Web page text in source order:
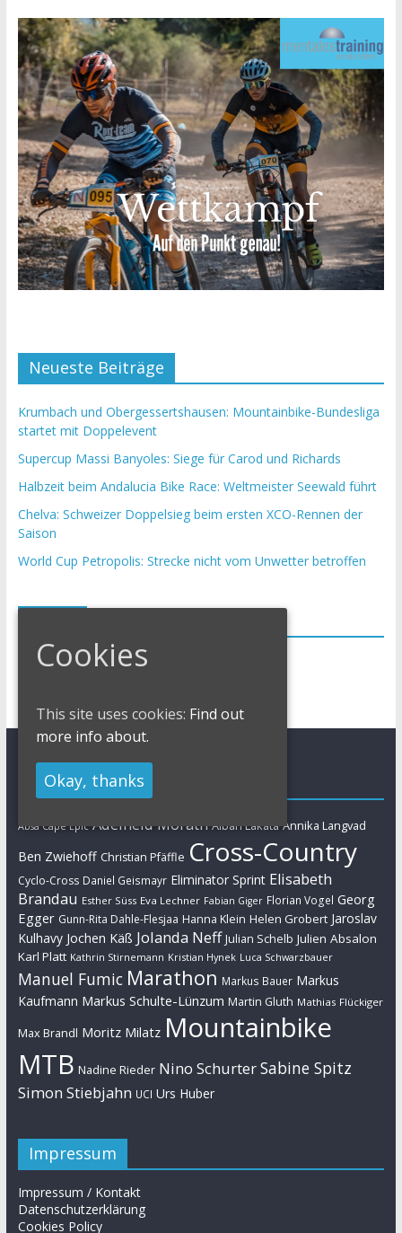
Neueste Beiträge
Krumbach und Obergessertshausen: Mountainbike-Bundesliga
startet mit Doppelevent
Supercup Massi Banyoles: Siege für Carod und Richards
Halbzeit beim Andalucia Bike Race: Weltmeister Seewald führt
Chelva: Schweizer Doppelsieg beim ersten XCO-Rennen der
Saison
World Cup Petropolis: Strecke nicht vom Unwetter betroffen
Schlagwörter
Absa Cape Epic Adelheid Morath Alban Lakata Annika Langvad
Ben Zwiehoff Christian Pfäffle Cross-Country
Cyclo-Cross Daniel Geismayr Eliminator Sprint Elisabeth
Brandau Esther Süss Eva Lechner Fabian Giger Florian Vogel Georg
Egger Gunn-Rita Dahle-Flesjaa Hanna Klein Helen Grobert Jaroslav
Kulhavy Jochen Käß Jolanda Neff Julian Schelb Julien Absalon
Karl Platt Kathrin Stirnemann Kristian Hynek Luca Schwarzbauer
Manuel Fumic Marathon Markus Bauer Markus
Kaufmann Markus Schulte-Lünzum Martin Gluth Mathias Flückiger
Max Brandl Moritz Milatz Mountainbike
MTB Nadine Rieder Nino SchurterSabine Spitz
Simon Stiebjahn UCI Urs Huber
Impressum
Impressum / Kontakt
Datenschutzerklärung
Cookies Policy
Cookies
This site uses cookies: Find out
more info about.
Okay, thanks